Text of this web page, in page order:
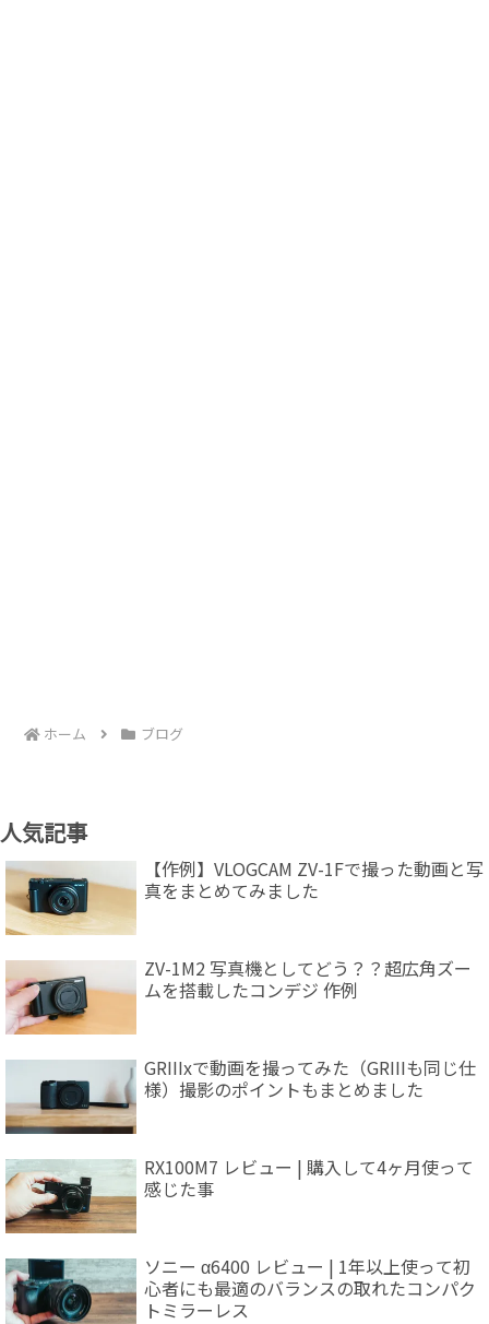
ホーム ブログ
人気記事
【作例】VLOGCAM ZV-1Fで撮った動画と写
真をまとめてみました
ZV-1M2 写真機としてどう？？超広角ズー
ムを搭載したコンデジ 作例
GRIIIxで動画を撮ってみた（GRIIIも同じ仕
様）撮影のポイントもまとめました
RX100M7 レビュー | 購入して4ヶ月使って
感じた事
ソニー α6400 レビュー | 1年以上使って初
心者にも最適のバランスの取れたコンパク
トミラーレス